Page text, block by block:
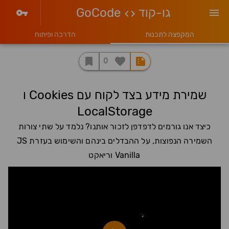
גו-קוד GoCode
המקפצה לתכנות הדרכה ופיתוח
0
שמירת מידע בצד לקוח עם Cookies ו
LocalStorage
כיצד אנו גורמים לדפדפן לזכור אותנו? נלמד על שתי צורות
השמירה הנפוצות, על ההבדלים בינהם והשימוש בעזרת JS
Vanilla וריאקט